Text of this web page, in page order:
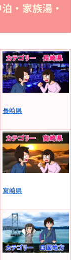
・家族湯・
長崎県
宮崎県